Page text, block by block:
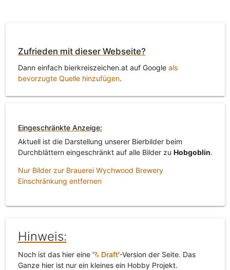
Zufrieden mit dieser Webseite?
Dann einfach bierkreiszeichen.at auf Google als
bevorzugte Quelle hinzufügen.
Eingeschränkte Anzeige:
Aktuell ist die Darstellung unserer Bierbilder beim
Durchblättern eingeschränkt auf alle Bilder zu Hobgoblin.
Nur Bilder zur Brauerei Wychwood Brewery
Einschränkung entfernen
Hinweis:
Noch ist das hier eine ' Draft'-Version der Seite. Das
Ganze hier ist nur ein kleines ein Hobby Projekt.